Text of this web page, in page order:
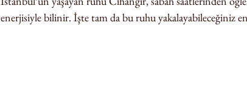
enerjisiyle bilinir. İşte tam da bu ruhu yakalayabileceğiniz